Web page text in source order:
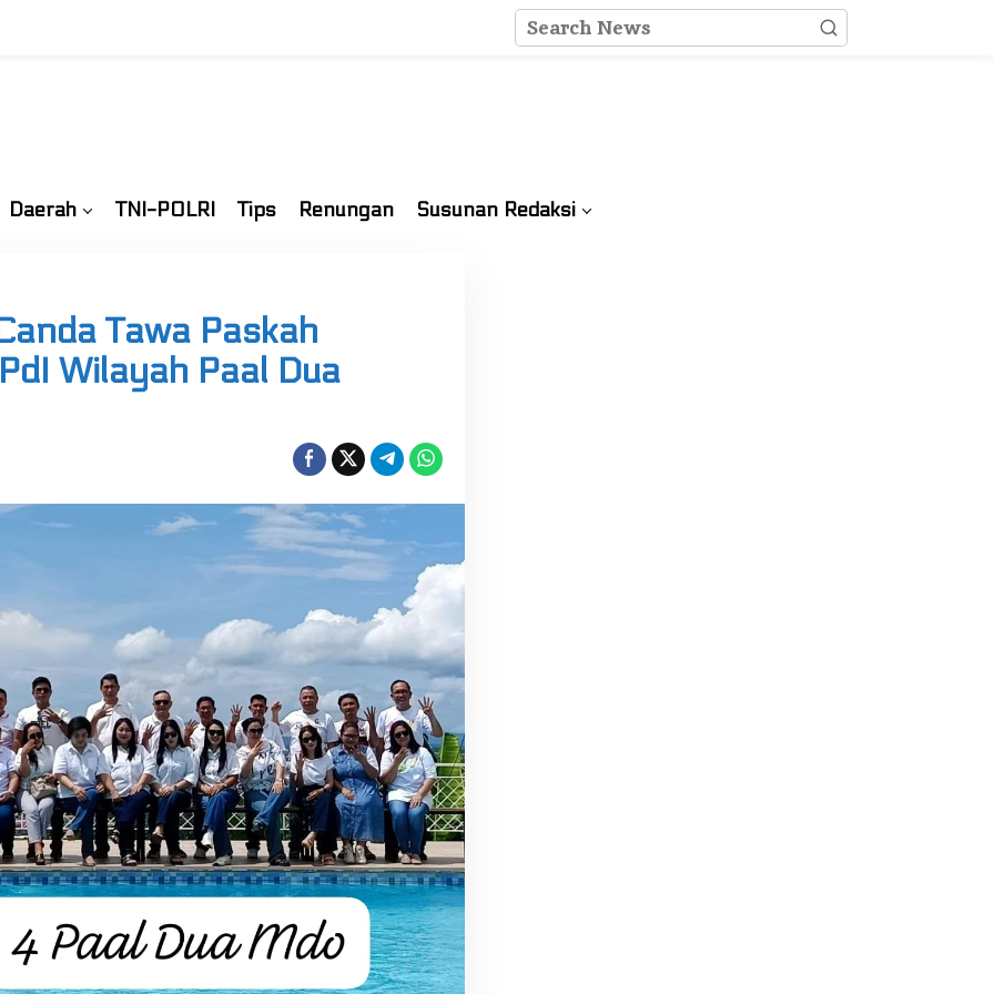
Daerah TNI-POLRI Tips Renungan Susunan Redaksi
Tawa Paskah
Wilayah Paal Dua